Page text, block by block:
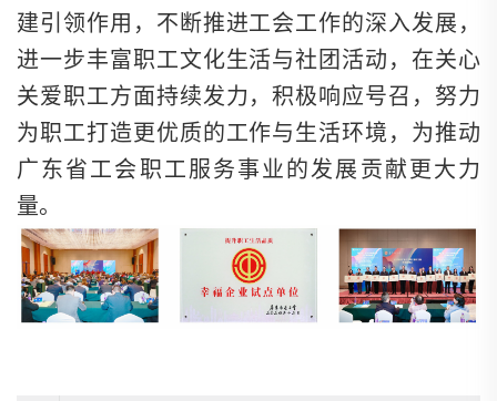
建引领作用，不断推进工会工作的深入发展，
进一步丰富职工文化生活与社团活动，在关心
关爱职工方面持续发力，积极响应号召，努力
为职工打造更优质的工作与生活环境，为推动
广东省工会职工服务事业的发展贡献更大力
量。